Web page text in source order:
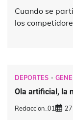
Cuando se
los
DEPORTES
Ola artificial, la
Redaccion_01